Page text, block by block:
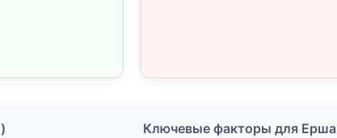
Ключевые факторы для Ерша